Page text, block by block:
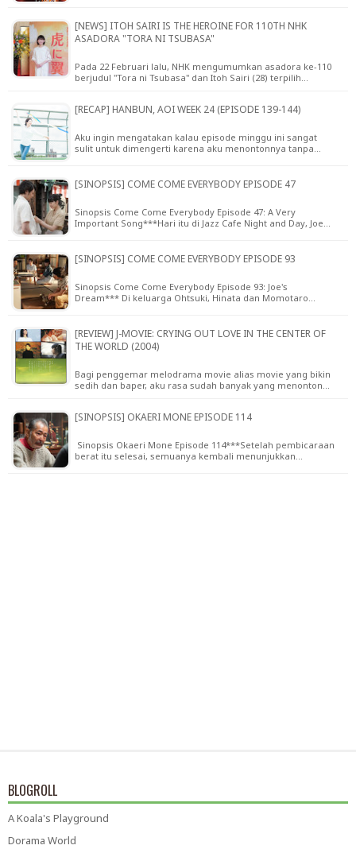
[NEWS] ITOH SAIRI IS THE HEROINE FOR 110TH NHK
ASADORA "TORA NI TSUBASA"
Pada 22 Februari lalu, NHK mengumumkan asadora ke-110
berjudul "Tora ni Tsubasa" dan Itoh Sairi (28) terpilih…
[RECAP] HANBUN, AOI WEEK 24 (EPISODE 139-144)
Aku ingin mengatakan kalau episode minggu ini sangat
sulit untuk dimengerti karena aku menontonnya tanpa…
[SINOPSIS] COME COME EVERYBODY EPISODE 47
Sinopsis Come Come Everybody Episode 47: A Very
Important Song***Hari itu di Jazz Cafe Night and Day, Joe…
[SINOPSIS] COME COME EVERYBODY EPISODE 93
Sinopsis Come Come Everybody Episode 93: Joe's
Dream*** Di keluarga Ohtsuki, Hinata dan Momotaro…
[REVIEW] J-MOVIE: CRYING OUT LOVE IN THE CENTER OF
THE WORLD (2004)
Bagi penggemar melodrama movie alias movie yang bikin
sedih dan baper, aku rasa sudah banyak yang menonton…
[SINOPSIS] OKAERI MONE EPISODE 114
Sinopsis Okaeri Mone Episode 114***Setelah pembicaraan
berat itu selesai, semuanya kembali menunjukkan…
BLOGROLL
A Koala's Playground
Dorama World